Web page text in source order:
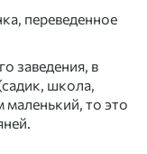
переведенное
заведения, в
школа,
маленький, то это